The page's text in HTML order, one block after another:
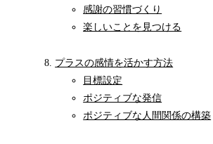
感謝の習慣づくり
楽しいことを見つける
プラスの感情を活かす方法
目標設定
ポジティブな発信
ポジティブな人間関係の構築